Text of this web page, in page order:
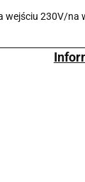
wejściu 230V/na